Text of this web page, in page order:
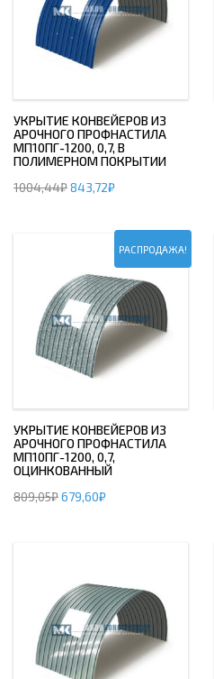
УКРЫТИЕ КОНВЕЙЕРОВ ИЗ
АРОЧНОГО ПРОФНАСТИЛА
МП10ПГ-1200, 0,7, В
ПОЛИМЕРНОМ ПОКРЫТИИ
1004,44₽843,72₽
РАСПРОДАЖА!
УКРЫТИЕ КОНВЕЙЕРОВ ИЗ
АРОЧНОГО ПРОФНАСТИЛА
МП10ПГ-1200, 0,7,
ОЦИНКОВАННЫЙ
809,05₽679,60₽